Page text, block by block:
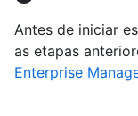
Antes de iniciar
as etapas
Enterprise